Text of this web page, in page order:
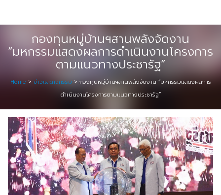
Event & Exhibition Solution
intro
Media Solution
Seminar Service Solution
Trading & E-Commerce Solution
ข้อมูลบริษัท
จัดงานแสดงสินค้าและอีเว้นท์ต่าง ๆ
ติดต่อเรา
กองทุนหมู่บ้านฯสานพลังจัดงาน
“มหกรรมแสดงผลการดำเนินงานโครงการ
ตามแนวทางประชารัฐ”
Home > ข่าวและกิจกรรม > กองทุนหมู่บ้านฯสานพลังจัดงาน “มหกรรมแสดงผลการ
ดำเนินงานโครงการตามแนวทางประชารัฐ”